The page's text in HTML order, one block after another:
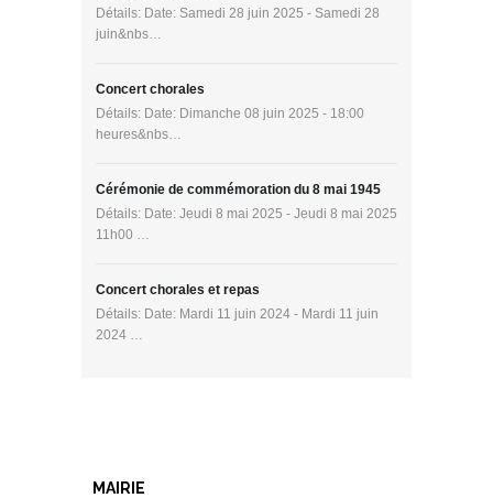
Détails: Date: Samedi 28 juin 2025 - Samedi 28
juin&nbs…
Concert chorales
Détails: Date: Dimanche 08 juin 2025 - 18:00
heures&nbs…
Cérémonie de commémoration du 8 mai 1945
Détails: Date: Jeudi 8 mai 2025 - Jeudi 8 mai 2025
11h00 …
Concert chorales et repas
Détails: Date: Mardi 11 juin 2024 - Mardi 11 juin
2024 …
MAIRIE